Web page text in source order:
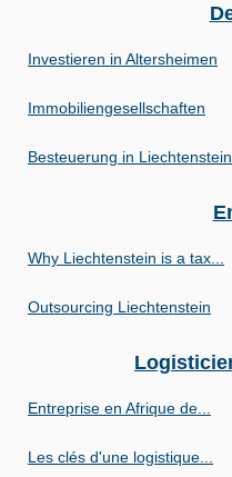
Investieren in Altersheimen
Immobiliengesellschaften
Besteuerung in Liechtenstein
Why Liechtenstein is a tax...
Outsourcing Liechtenstein
Entreprise en Afrique de...
Les clés d'une logistique...